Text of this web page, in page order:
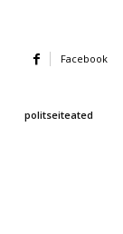
Facebook
politseiteated